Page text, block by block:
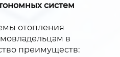
систем
отопления
в
преимуществ: